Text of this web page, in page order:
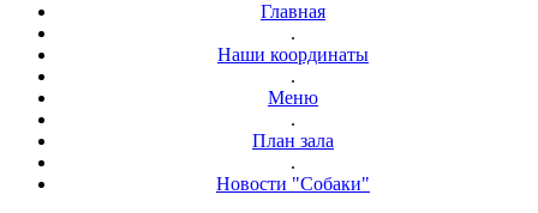
Главная
.
Наши координаты
.
Меню
.
План зала
.
Новости "Собаки"